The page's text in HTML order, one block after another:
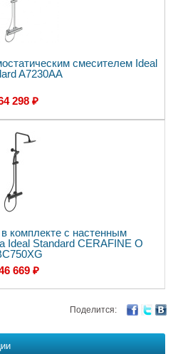
смесителем Ideal
A7230AA
298 ₽
комплекте с настенным
Ideal Standard CERAFINE O
669 ₽
Поделится: